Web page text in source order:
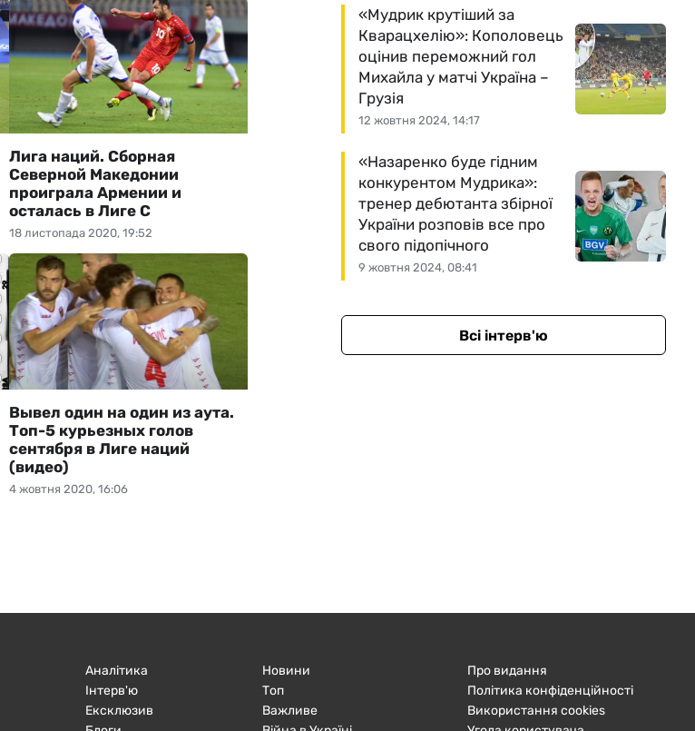
18 листопада 2020, 19:52
Лига наций. Сборная
Северной Македонии
проиграла Армении и
осталась в Лиге С
4 жовтня 2020, 16:06
Вывел один на один из аута.
Топ-5 курьезных голов
сентября в Лиге наций
(видео)
12 жовтня 2024, 14:17
«Мудрик крутіший за
Кварацхелію»: Кополовець
оцінив переможний гол
Михайла у матчі Україна –
Грузія
9 жовтня 2024, 08:41
«Назаренко буде гідним
конкурентом Мудрика»:
тренер дебютанта збірної
України розповів все про
свого підопічного
Всі інтерв'ю
Аналітика
Інтерв'ю
Ексклюзив
Новини
Топ
Важливе
Про видання
Політика конфіденційності
Використання cookies